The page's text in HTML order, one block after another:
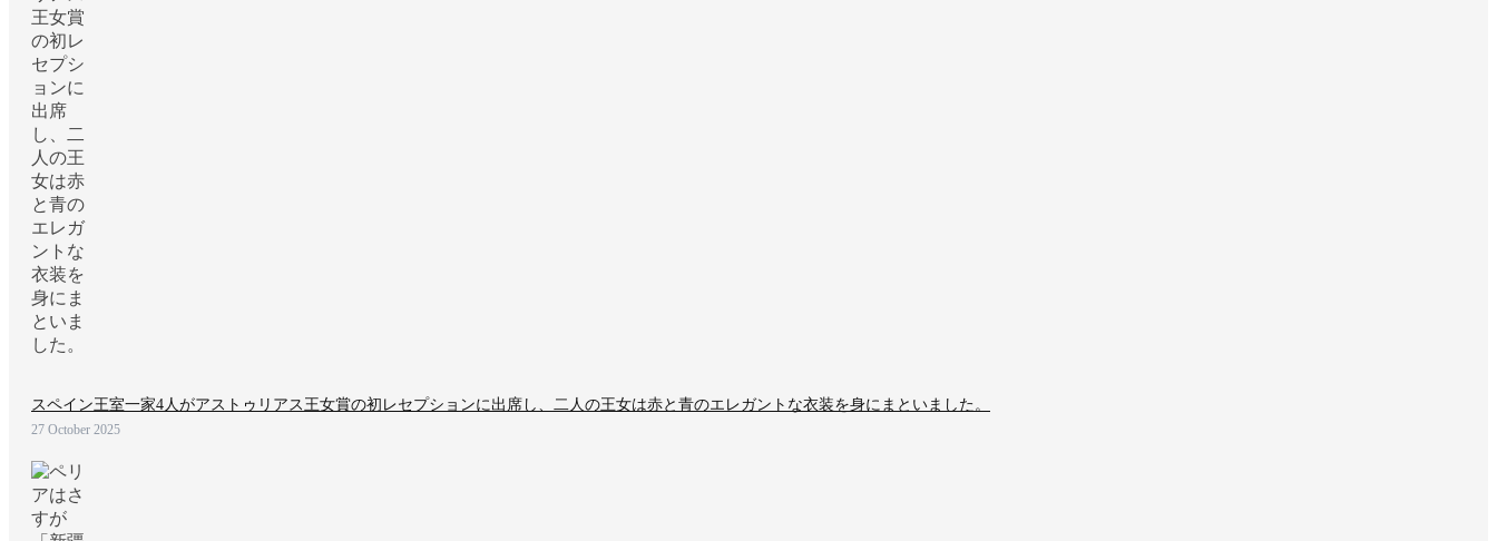
スペイン王室一家4人がアストゥリアス王女賞の初レセプションに出席し、二人の王女は赤と青のエレガントな衣装を身にまといました。
27 October 2025